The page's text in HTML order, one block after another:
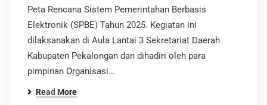
Peta Rencana Sistem Pemerintahan Berbasis
Elektronik (SPBE) Tahun 2025. Kegiatan ini
dilaksanakan di Aula Lantai 3 Sekretariat Daerah
Kabupaten Pekalongan dan dihadiri oleh para
pimpinan Organisasi…
Read More